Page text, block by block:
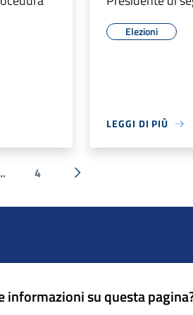
Elezioni
LEGGI DI PIÙ
4
Successiva »
informazioni su questa